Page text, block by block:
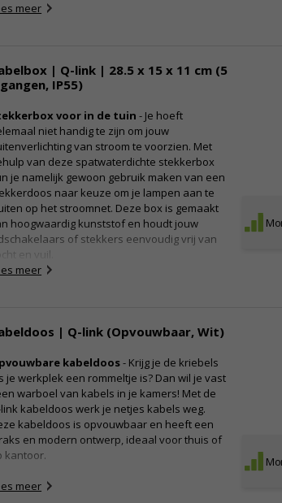
je buiten een elektrisch apparaat gebruikt
situatie. Met deze
box kun je de
is de doos afsluitbaar, waardoor de
veilig opgeborgen zijn zodra hij dicht
Ook kun je makkelijk je kabels managen,
de 5 aparte ingangen door de doos. Hang
aan de muur en hij zal je snel niet meer
door zijn grijze kleur die goed opgaat
achtergrond. Multifunctioneel, zonder een
in je oog (of tuin) te zijn!
Kabelbox voor buitengebruik
Onopvallende grijze kleur
meer
| Q-link | 28.5 x 15 x 11 cm (5
IP55)
voor in de tuin - Je hoeft
niet handig te zijn om jouw
van stroom te voorzien. Met
van deze spatwaterdichte stekkerbox
je namelijk gewoon gebruik maken van een
naar keuze om je lampen aan te
op het stroomnet. Deze box is gemaakt
hoogwaardig kunststof en houdt jouw
of stekkers eenvoudig vrij van
en vuil.
je een verlengsnoer nodig hebt, is het
om de stekker te beschermen tegen
en vuil. Zo verklein je de kans op een
situatie. Met deze waterbestendige
kun je de aansluitingen eenvoudig
Daarnaast is dit product
waardoor de stekkers veilig
kunnen worden. Deze stekkerbox
inzetbaar en voorkomt
dat kabels met elkaar in de knoop
raken.
meer
| Q-link (Opvouwbaar, Wit)
kabeldoos- Krijg je de kriebels
je werkplek een rommeltje is? Dan wil je vast
warboel van kabels in je kamers! Met de
link kabeldoos werk je netjes kabels weg.
kabeldoos is opvouwbaar en heeft een
en modern ontwerp, ideaal voor thuis of
kantoor.
meer